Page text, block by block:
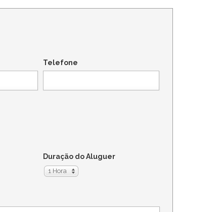
Telefone
Duração do Aluguer
1 Hora